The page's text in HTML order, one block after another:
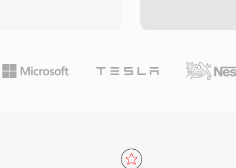
radyo ve HDV
kıldığını veya
hayati olan iletim